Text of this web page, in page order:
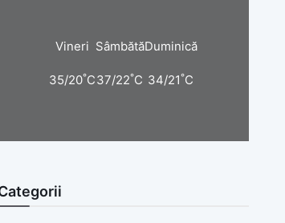
Vineri
35/20°C
Sâmbătă
37/22°C
Duminică
34/21°C